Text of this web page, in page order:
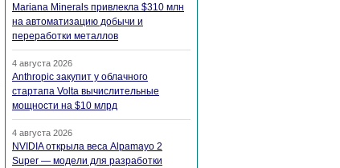
Mariana Minerals привлекла $310 млн
на автоматизацию добычи и
переработки металлов
4 августа 2026
Anthropic закупит у облачного
стартапа Volta вычислительные
мощности на $10 млрд
4 августа 2026
NVIDIA открыла веса Alpamayo 2
Super — модели для разработки